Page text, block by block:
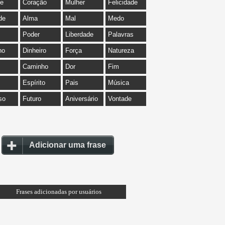
Coração Mulher Felicidade
Alma Mal Medo
Poder Liberdade Palavras
Dinheiro Força Natureza
Caminho Dor Fim
Espírito Pais Música
Futuro Aniversário Vontade
Adicionar uma frase
Frases adicionadas por usuários